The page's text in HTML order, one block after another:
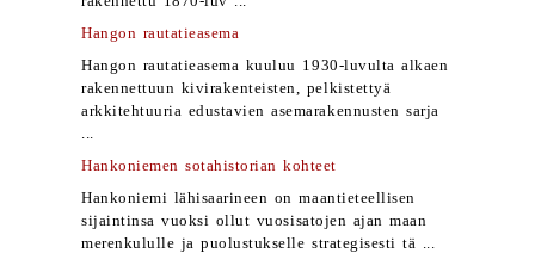
Hangon rautatieasema
Hangon rautatieasema kuuluu 1930-luvulta alkaen
rakennettuun kivirakenteisten, pelkistettyä
arkkitehtuuria edustavien asemarakennusten sarja
...
Hankoniemen sotahistorian kohteet
Hankoniemi lähisaarineen on maantieteellisen
sijaintinsa vuoksi ollut vuosisatojen ajan maan
merenkululle ja puolustukselle strategisesti tä ...